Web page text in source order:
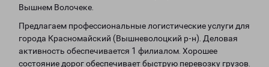
Вышнем Волочеке.
Предлагаем профессиональные логистические услуги для
города Красномайский (Вышневолоцкий р-н). Деловая
активность обеспечивается 1 филиалом. Хорошее
состояние дорог обеспечивает быструю перевозку грузов.